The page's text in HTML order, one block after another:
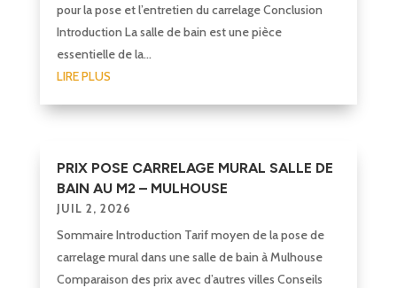
pour la pose et l’entretien du carrelage Conclusion
Introduction La salle de bain est une pièce
essentielle de la...
LIRE PLUS
PRIX POSE CARRELAGE MURAL SALLE DE
BAIN AU M2 – MULHOUSE
JUIL 2, 2026
Sommaire Introduction Tarif moyen de la pose de
carrelage mural dans une salle de bain à Mulhouse
Comparaison des prix avec d’autres villes Conseils